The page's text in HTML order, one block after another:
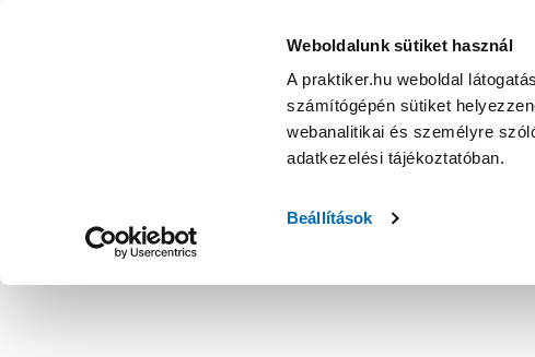
Weboldalunk sütiket használ
A praktiker.hu weboldal
számítógépén sütiket
webanalitikai és személyre
adatkezelési tájékoztatóban.
Beállítások